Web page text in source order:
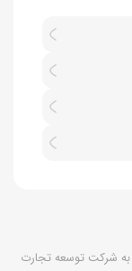
شرکت توسعه تجارت